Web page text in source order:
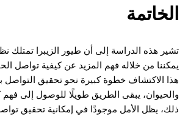
الخاتمة
تشير هذه الدراسة إلى أن طيور الزيبرا تمتلك
يمكننا من خلاله فهم المزيد عن كيفية تواصل
هذا الاكتشاف خطوة كبيرة نحو تحقيق التواصل
والحيوان، يبقى الطريق طويلًا للوصول إلى
ذلك، يظل الأمل موجودًا في إمكانية تحقيق